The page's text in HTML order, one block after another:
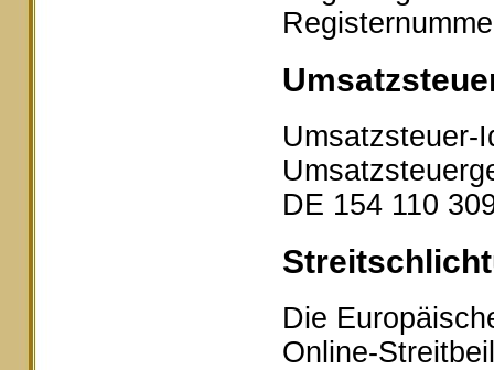
Umsatzsteuer-
DE 154 110
Die
Online-